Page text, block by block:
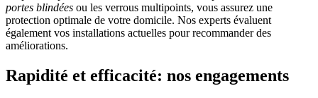
portes blindées ou les verrous multipoints, vous assurez une
protection optimale de votre domicile. Nos experts évaluent
également vos installations actuelles pour recommander des
améliorations.
Rapidité et efficacité: nos engagements